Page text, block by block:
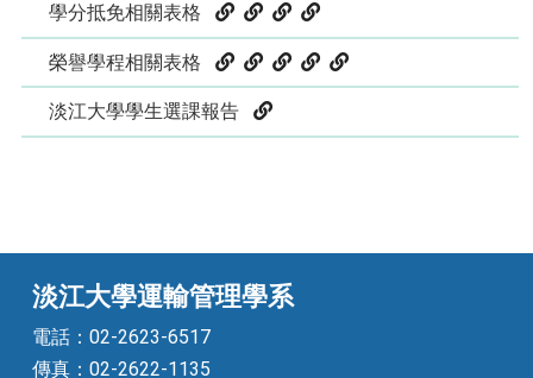
學分抵免相關表格
榮譽學程相關表格
淡江大學學生選課報告
淡江大學運輸管理學系
電話：02-2623-6517
傳真：02-2622-1135